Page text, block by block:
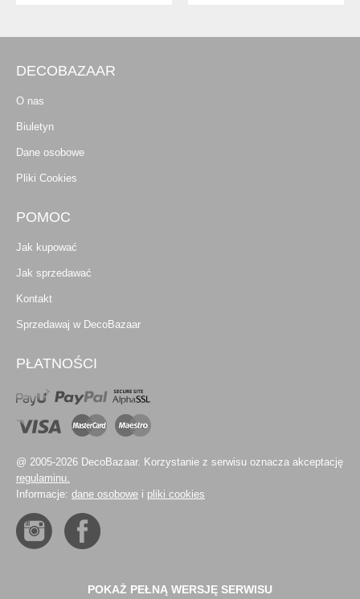
DECOBAZAAR
O nas
Biuletyn
Dane osobowe
Pliki Cookies
POMOC
Jak kupować
Jak sprzedawać
Kontakt
Sprzedawaj w DecoBazaar
PŁATNOŚCI
@ 2005-2026 DecoBazaar. Korzystanie z serwisu oznacza akceptację
regulaminu.
Informacje: dane osobowe i pliki cookies
POKAŻ PEŁNĄ WERSJĘ SERWISU